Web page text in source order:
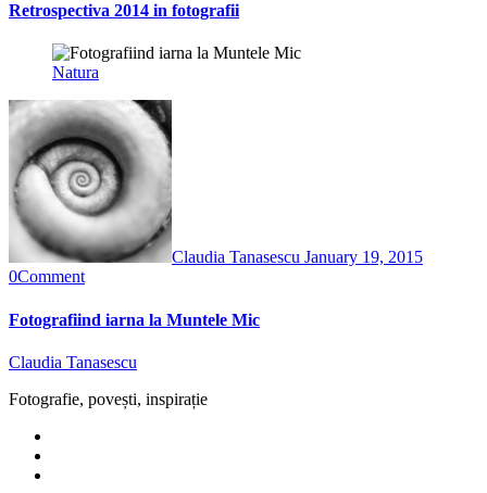
Retrospectiva 2014 in fotografii
Natura
Claudia Tanasescu January 19, 2015
0Comment
Fotografiind iarna la Muntele Mic
Claudia Tanasescu
Fotografie, povești, inspirație